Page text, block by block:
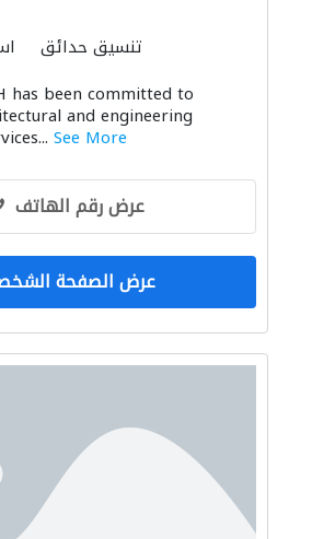
تنسيق حدائق
الأشغال الصيانة الكهربائية
ميكانيكيون الديكور الداخلي
has been committed to
and engineering
See More
عرض رقم الهاتف
عرض الصفحة